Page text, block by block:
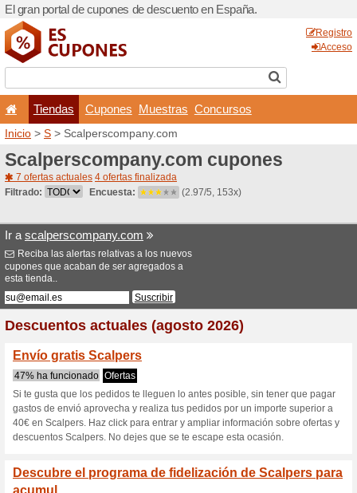
El gran portal de cupones
Tiendas
Inicio>S>
7 ofertas actuales 4 ofertas
Filtrado:
Encuesta: